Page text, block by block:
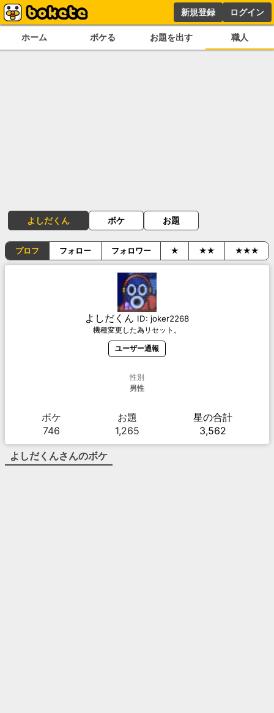
新規登録 ログイン
ホーム ボケる お題を出す 職人
よしだくん ボケ お題
プロフ フォロー フォロワー ★ ★★ ★★★
よしだくん ID: joker2268
機種変更した為リセット。
ユーザー通報
性別
男性
ボケ
746
お題
1,265
星の合計
3,562
よしだくんさんのボケ